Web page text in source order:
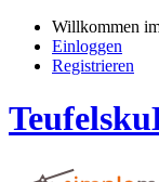
Willkommen
Einloggen
Registrieren